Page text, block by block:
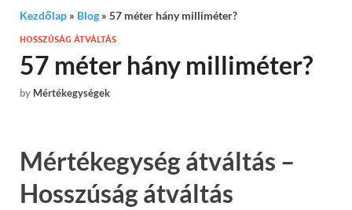
Kezdőlap » Blog » 57 méter hány milliméter?
HOSSZÚSÁG ÁTVÁLTÁS
57 méter hány milliméter?
by Mértékegységek
Mértékegység átváltás –
Hosszúság átváltás